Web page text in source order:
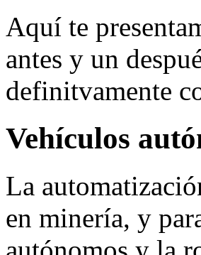
Aquí te
antes y un
definitvamente
Vehículos
La
en minería, y